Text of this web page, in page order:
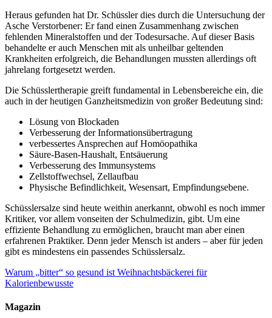
Heraus gefunden hat Dr. Schüssler dies durch die Untersuchung der
Asche Verstorbener: Er fand einen Zusammenhang zwischen
fehlenden Mineralstoffen und der Todesursache. Auf dieser Basis
behandelte er auch Menschen mit als unheilbar geltenden
Krankheiten erfolgreich, die Behandlungen mussten allerdings oft
jahrelang fortgesetzt werden.
Die Schüsslertherapie greift fundamental in Lebensbereiche ein, die
auch in der heutigen Ganzheitsmedizin von großer Bedeutung sind:
Lösung von Blockaden
Verbesserung der Informationsübertragung
verbessertes Ansprechen auf Homöopathika
Säure-Basen-Haushalt, Entsäuerung
Verbesserung des Immunsystems
Zellstoffwechsel, Zellaufbau
Physische Befindlichkeit, Wesensart, Empfindungsebene.
Schüsslersalze sind heute weithin anerkannt, obwohl es noch immer
Kritiker, vor allem vonseiten der Schulmedizin, gibt. Um eine
effiziente Behandlung zu ermöglichen, braucht man aber einen
erfahrenen Praktiker. Denn jeder Mensch ist anders – aber für jeden
gibt es mindestens ein passendes Schüsslersalz.
Warum „bitter“ so gesund ist Weihnachtsbäckerei für
Kalorienbewusste
Magazin